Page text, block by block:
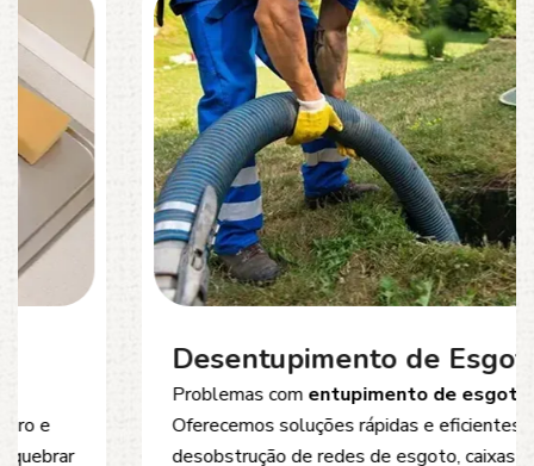
Desentupimento de Esgoto
Problemas comentupimento de esgoto?
Oferecemos soluções rápidas e eficientes para
desobstrução de redes de esgoto, caixas de